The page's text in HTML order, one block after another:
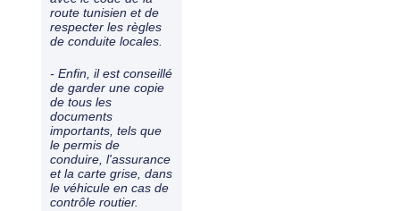
route tunisien et de
respecter les règles
de conduite locales.
- Enfin, il est conseillé
de garder une copie
de tous les
documents
importants, tels que
le permis de
conduire, l'assurance
et la carte grise, dans
le véhicule en cas de
contrôle routier.